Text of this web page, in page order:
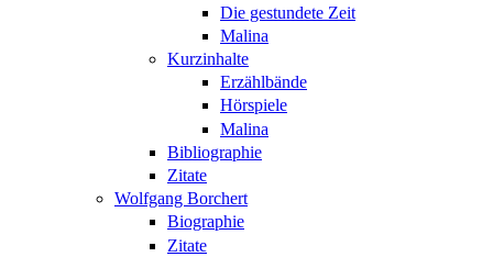
Die gestundete Zeit
Malina
Kurzinhalte
Erzählbände
Hörspiele
Malina
Bibliographie
Zitate
Wolfgang Borchert
Biographie
Zitate